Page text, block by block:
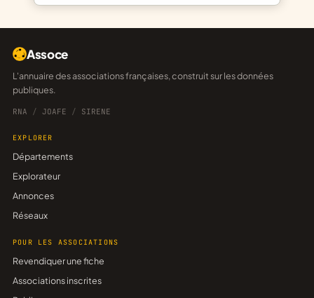
Assoce
L'annuaire des associations françaises, construit sur les données
publiques.
RNA / JOAFE / SIRENE
EXPLORER
Départements
Explorateur
Annonces
Réseaux
POUR LES ASSOCIATIONS
Revendiquer une fiche
Associations inscrites